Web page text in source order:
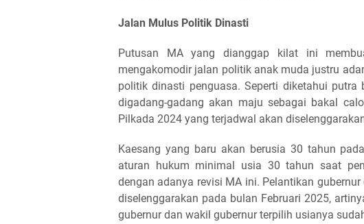
Jalan Mulus Politik Dinasti
Putusan MA yang dianggap kilat ini
mengakomodir jalan politik anak muda justru
politik dinasti penguasa. Seperti diketahui putra
digadang-gadang akan maju sebagai bakal
Pilkada 2024 yang terjadwal akan
Kaesang yang baru akan berusia 30 tahun
aturan hukum minimal usia 30 tahun saat
dengan adanya revisi MA ini. Pelantikan
diselenggarakan pada bulan Februari 2025,
gubernur dan wakil gubernur terpilih usianya